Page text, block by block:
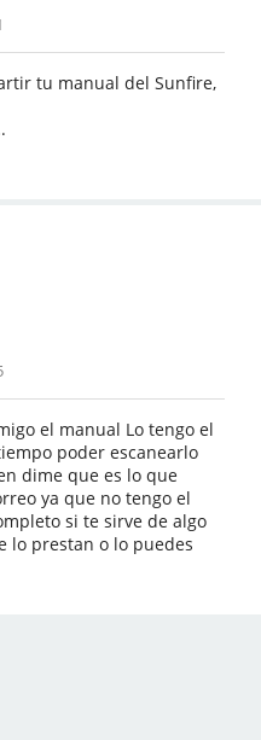
tu manual del Sunfire,
el manual Lo tengo el
poder escanearlo
dime que es lo que
ya que no tengo el
si te sirve de algo
lo prestan o lo puedes